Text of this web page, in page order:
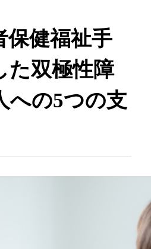
保健福祉手
た双極性障
への5つの支